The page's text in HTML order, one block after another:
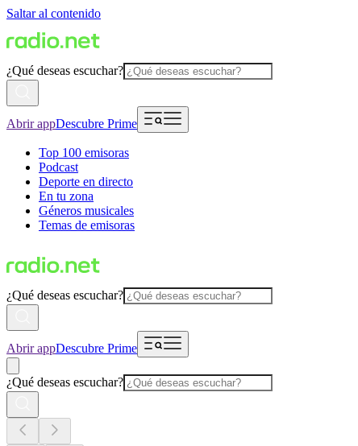
Saltar al contenido
¿Qué deseas escuchar?
Abrir appDescubre Prime
Top 100 emisoras
Podcast
Deporte en directo
En tu zona
Géneros musicales
Temas de emisoras
¿Qué deseas escuchar?
Abrir appDescubre Prime
¿Qué deseas escuchar?